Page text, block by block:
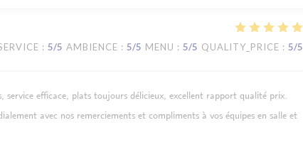
: 5/5 AMBIENCE : 5/5 MENU : 5/5 QUALITY_PRICE : 5/5
efficace, plats toujours délicieux, excellent rapport qualité prix.
avec nos remerciements et compliments à vos équipes en salle et